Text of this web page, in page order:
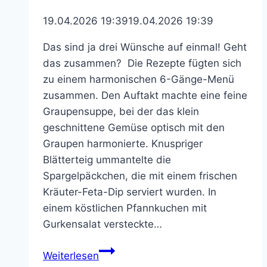
19.04.2026 19:3919.04.2026 19:39
Das sind ja drei Wünsche auf einmal! Geht
das zusammen? Die Rezepte fügten sich
zu einem harmonischen 6-Gänge-Menü
zusammen. Den Auftakt machte eine feine
Graupensuppe, bei der das klein
geschnittene Gemüse optisch mit den
Graupen harmonierte. Knuspriger
Blätterteig ummantelte die
Spargelpäckchen, die mit einem frischen
Kräuter-Feta-Dip serviert wurden. In
einem köstlichen Pfannkuchen mit
Gurkensalat versteckte…
WeiterlesenSchnell,